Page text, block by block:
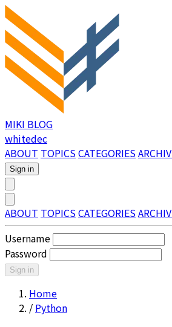
MIKI BLOG
whitedec
ABOUT TOPICSCATEGORIES
Sign in
ABOUT TOPICSCATEGORIES
Username
Password
Sign in
Home
/ Python